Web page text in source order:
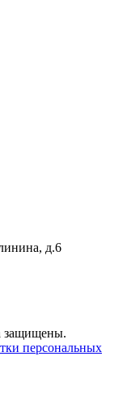
д.6
защищены.
персональных